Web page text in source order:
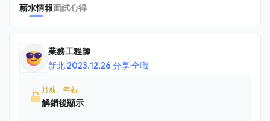
薪水情報面試心得
業務工程師
新北·2023.12.26 分享·全職
月薪、年薪
解鎖後顯示